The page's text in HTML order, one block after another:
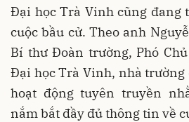
Đại học Trà Vinh cũng đang
cuộc bầu cử. Theo anh
Bí thư Đoàn trường, Phó
Đại học Trà Vinh, nhà
hoạt động tuyên truyền
nắm bắt đầy đủ thông tin về